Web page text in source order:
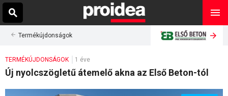
Termékújdonságok
TERMÉKÚJDONSÁGOK 1 éve
Új nyolcszögletű átemelő akna az Első Beton-tól